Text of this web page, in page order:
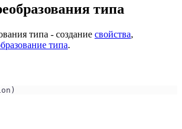
типа
типа - создание свойства,
типа.